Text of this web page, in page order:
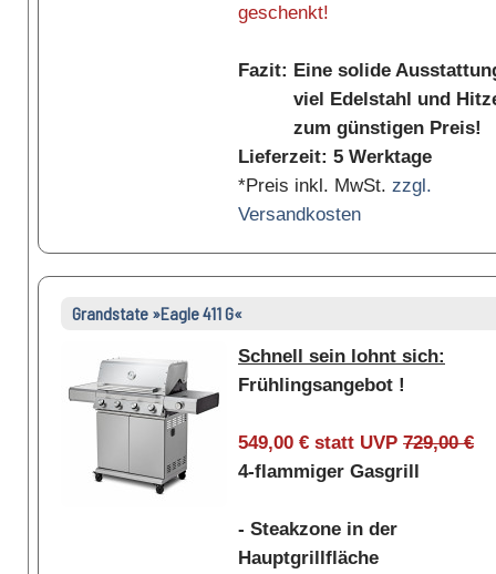
geschenkt!
Fazit: Eine solide
viel Edelstahl und
zum günstigen Preis!
Lieferzeit: 5 Werktage
*Preis inkl. MwSt. zzgl.
Versandkosten
Grandstate »Eagle 411 G«
Schnell sein lohnt sich:
Frühlingsangebot !
549,00 € statt UVP 729,00 €
4-flammiger Gasgrill
- Steakzone in der
Hauptgrillfläche